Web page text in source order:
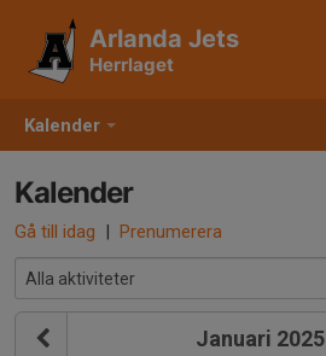
Kalender
Arlanda Jets
Herrlaget
Kalender
Gå till idag | Prenumerera
Januari 2025